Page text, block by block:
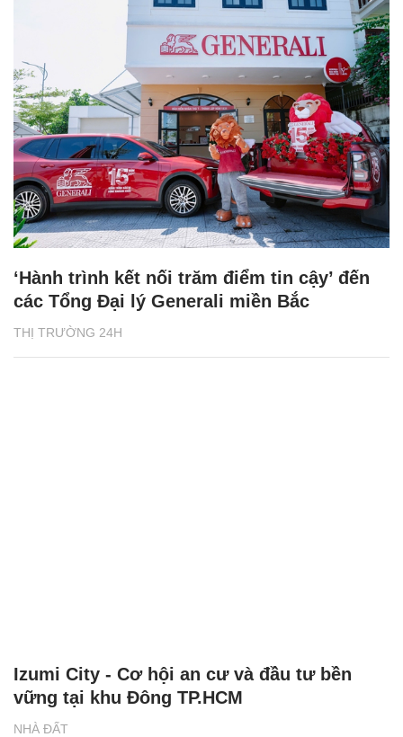
THỊ TRƯỜNG 24H
‘Hành trình kết nối trăm điểm tin cậy’ đến
các Tổng Đại lý Generali miền Bắc
NHÀ ĐẤT
Izumi City - Cơ hội an cư và đầu tư bền
vững tại khu Đông TP.HCM